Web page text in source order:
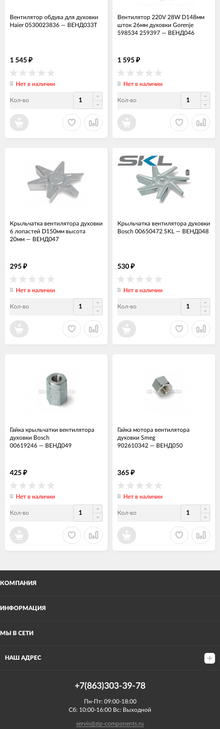
Вентилятор обдува для духовки
Haier 0530023836 — ВЕНД033Т
1 545 ₽
Нет в наличии
Кол-во
Вентилятор 220V 28W D148мм
шток 26мм духовки Gorenje
598534 259397 — ВЕНД046
1 595 ₽
Нет в наличии
Кол-во
Крыльчатка вентилятора духовки
6 лопастей D150мм высота
20мм — ВЕНД047
295 ₽
Нет в наличии
Кол-во
Крыльчатка вентилятора духовки
Bosch 00650472 SKL — ВЕНД048
530 ₽
Нет в наличии
Кол-во
Гайка крыльчатки вентилятора
духовки Bosch
00619246 — ВЕНД049
425 ₽
Нет в наличии
Кол-во
Гайка мотора вентилятора
духовки Smeg
902610342 — ВЕНД050
365 ₽
Нет в наличии
Кол-во
КОМПАНИЯ
ИНФОРМАЦИЯ
МЫ В СЕТИ
НАШ АДРЕС
+7(863)303-39-78
Пн-Пт: 09:00-18:00
Сб: 10:00-16:00 Вс: Выходной
servis@zip-components.ru